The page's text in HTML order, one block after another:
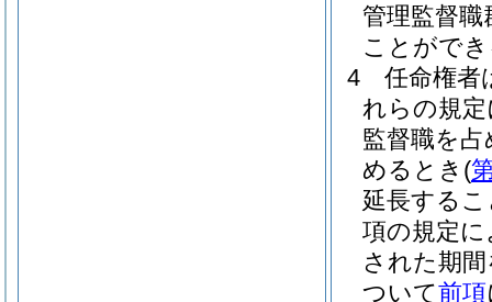
管理監督
ことがで
4
任命権者
れらの規
監督職を
めるとき (
延長する
項の規定
された期
ついて前項